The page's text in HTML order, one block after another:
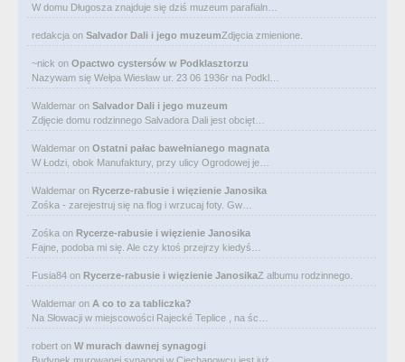
W domu Długosza znajduje się dziś muzeum parafialn…
redakcja on Salvador Dali i jego muzeumZdjęcia zmienione.
~nick on Opactwo cystersów w Podklasztorzu
Nazywam się Wełpa Wiesław ur. 23 06 1936r na Podkl…
Waldemar on Salvador Dali i jego muzeum
Zdjęcie domu rodzinnego Salvadora Dali jest obcięt…
Waldemar on Ostatni pałac bawełnianego magnata
W Łodzi, obok Manufaktury, przy ulicy Ogrodowej je…
Waldemar on Rycerze-rabusie i więzienie Janosika
Zośka - zarejestruj się na flog i wrzucaj foty. Gw…
Zośka on Rycerze-rabusie i więzienie Janosika
Fajne, podoba mi się. Ale czy ktoś przejrzy kiedyś…
Fusia84 on Rycerze-rabusie i więzienie JanosikaZ albumu rodzinnego.
Waldemar on A co to za tabliczka?
Na Słowacji w miejscowości Rajecké Teplice , na śc…
robert on W murach dawnej synagogi